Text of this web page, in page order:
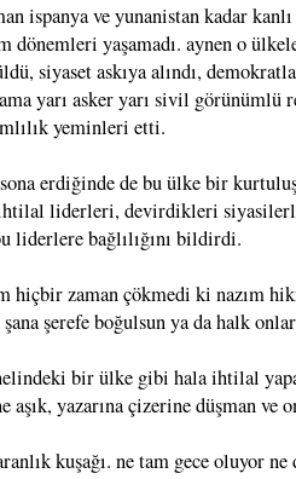
ispanya ve yunanistan kadar
dönemleri yaşamadı. aynen o
siyaset askıya alındı,
yarı asker yarı sivil
yeminleri etti.
erdiğinde de bu ülke bir
ihtilal liderleri, devirdikleri
liderlere bağlılığını bildirdi.
hiçbir zaman çökmedi ki nazım
şerefe boğulsun ya da halk
bir ülke gibi hala ihtilal
aşık, yazarına çizerine düşman ve
kuşağı. ne tam gece oluyor